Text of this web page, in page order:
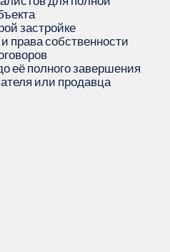
застройке
права собственности
её полного завершения
или продавца